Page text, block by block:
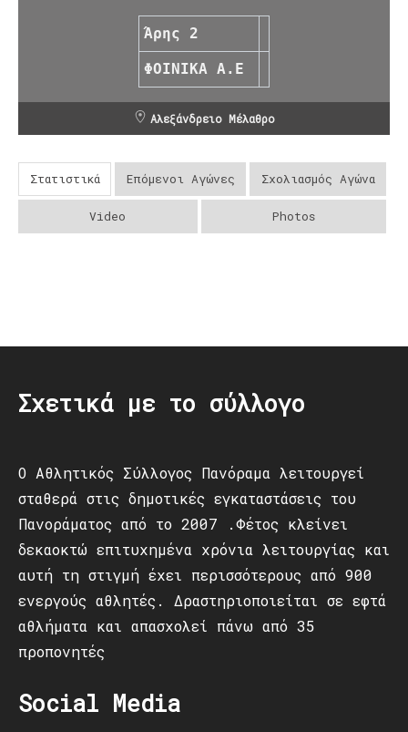
Άρης 2
ΦΟΙΝΙΚΑ Α.Ε
Αλεξάνδρειο Μέλαθρο
Στατιστικά Επόμενοι Αγώνες Σχολιασμός Αγώνα
Video Photos
Σχετικά με το σύλλογο
Ο Αθλητικός Σύλλογος Πανόραμα λειτουργεί
σταθερά στις δημοτικές εγκαταστάσεις του
Πανοράματος από το 2007 .Φέτος κλείνει
δεκαοκτώ επιτυχημένα χρόνια λειτουργίας και
αυτή τη στιγμή έχει περισσότερους από 900
ενεργούς αθλητές. Δραστηριοποιείται σε εφτά
αθλήματα και απασχολεί πάνω από 35
προπονητές
Social Media